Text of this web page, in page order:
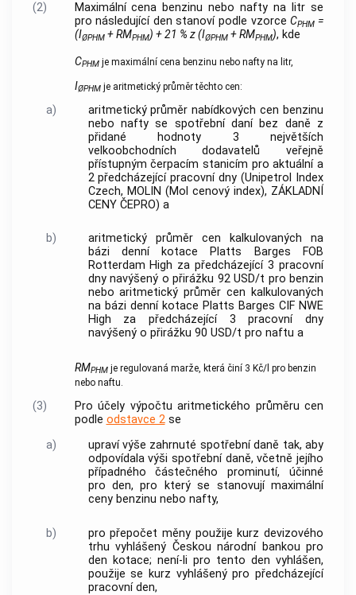
(2)
Maximální cena benzinu nebo nafty na litr se
pro následující den stanoví podle vzorceCPHM =
(IØPHM+ RMPHM) + 21 % z (IØPHM+ RMPHM), kde
CPHM je maximální cena benzinu nebo nafty na litr,
IØPHM je aritmetický průměr těchto cen:
a)
aritmetický průměr nabídkových cen benzinu
nebo nafty se spotřební daní bez daně z
přidané hodnoty 3 největších
velkoobchodních dodavatelů veřejně
přístupným čerpacím stanicím pro aktuální a
2 předcházející pracovní dny (Unipetrol Index
Czech, MOLIN (Mol cenový index), ZÁKLADNÍ
CENY ČEPRO) a
b)
aritmetický průměr cen kalkulovaných na
bázi denní kotace Platts Barges FOB
Rotterdam High za předcházející 3 pracovní
dny navýšený o přirážku 92 USD/t pro benzin
nebo aritmetický průměr cen kalkulovaných
na bázi denní kotace Platts Barges CIF NWE
High za předcházející 3 pracovní dny
navýšený o přirážku 90 USD/t pro naftu a
RMPHM je regulovaná marže, která činí 3 Kč/l pro benzin
nebo naftu.
(3)
Pro účely výpočtu aritmetického průměru cen
podle odstavce 2se
a)
upraví výše zahrnuté spotřební daně tak, aby
odpovídala výši spotřební daně, včetně jejího
případného částečného prominutí, účinné
pro den, pro který se stanovují maximální
ceny benzinu nebo nafty,
b)
pro přepočet měny použije kurz devizového
trhu vyhlášený Českou národní bankou pro
den kotace; není-li pro tento den vyhlášen,
použije se kurz vyhlášený pro předcházející
pracovní den,